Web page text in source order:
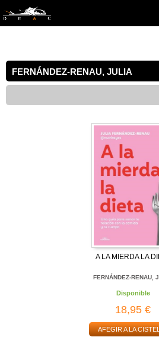
FERNÁNDEZ-RENAU, JULIA
A LA MIERDA LA
FERNÁNDEZ-RENAU,
Disponible
18,95 €
AFEGIR A LA